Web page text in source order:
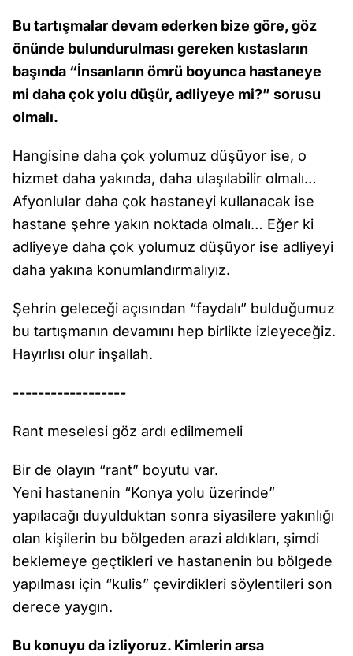
Bu tartışmalar devam ederken bize göre, göz
önünde bulundurulması gereken kıstasların
başında “İnsanların ömrü boyunca hastaneye
mi daha çok yolu düşür, adliyeye mi?” sorusu
olmalı.
Hangisine daha çok yolumuz düşüyor ise, o
hizmet daha yakında, daha ulaşılabilir olmalı…
Afyonlular daha çok hastaneyi kullanacak ise
hastane şehre yakın noktada olmalı… Eğer ki
adliyeye daha çok yolumuz düşüyor ise adliyeyi
daha yakına konumlandırmalıyız.
Şehrin geleceği açısından “faydalı” bulduğumuz
bu tartışmanın devamını hep birlikte izleyeceğiz.
Hayırlısı olur inşallah.
------------------
Rant meselesi göz ardı edilmemeli
Bir de olayın “rant” boyutu var.
Yeni hastanenin “Konya yolu üzerinde”
yapılacağı duyulduktan sonra siyasilere yakınlığı
olan kişilerin bu bölgeden arazi aldıkları, şimdi
beklemeye geçtikleri ve hastanenin bu bölgede
yapılması için “kulis” çevirdikleri söylentileri son
derece yaygın.
Bu konuyu da izliyoruz. Kimlerin arsa